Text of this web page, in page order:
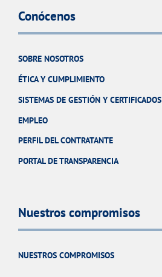
Conócenos
SOBRE NOSOTROS
ÉTICA Y CUMPLIMIENTO
SISTEMAS DE GESTIÓN Y CERTIFICADOS
EMPLEO
PERFIL DEL CONTRATANTE
PORTAL DE TRANSPARENCIA
Nuestros compromisos
NUESTROS COMPROMISOS